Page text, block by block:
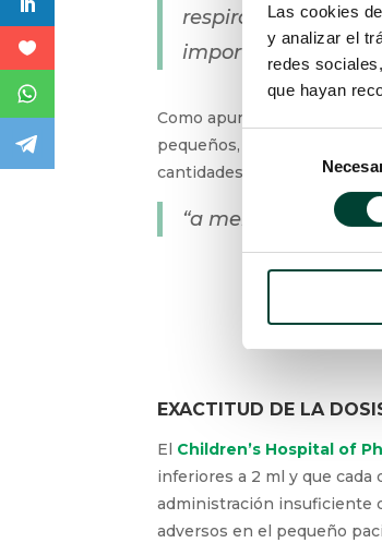
Las cookies
y analizar el
redes
que hayan
de
consentimiento
respiratorios y
importancia
Como apunta
pequeños, existen
cantidades
“a menudo se
EXACTITUD DE LA
El Children’s Hospital of
inferiores a 2 ml y que cada
administración insuficiente
adversos en el pequeño